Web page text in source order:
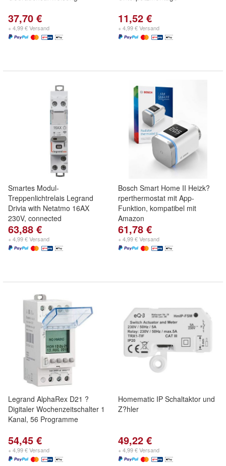
37,70 €
+ 4,99 € Versand
11,52 €
+ 4,99 € Versand
Smartes Modul-
Treppenlichtrelais Legrand
Drivia with Netatmo 16AX
230V, connected
63,88 €
+ 4,99 € Versand
Bosch Smart Home II Heizk?
rperthermostat mit App-
Funktion, kompatibel mit
Amazon
61,78 €
+ 4,99 € Versand
Legrand AlphaRex D21 ?
Digitaler Wochenzeitschalter 1
Kanal, 56 Programme
54,45 €
+ 4,99 € Versand
Homematic IP Schaltaktor und
Z?hler
49,22 €
+ 4,99 € Versand